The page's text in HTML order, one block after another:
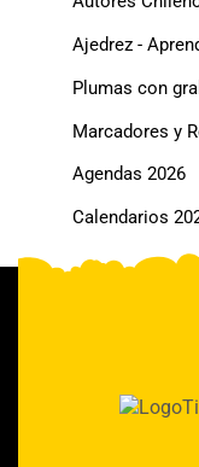
Ajedrez -
Plumas con
Marcadores y
Agendas 2026
Calendarios